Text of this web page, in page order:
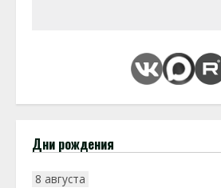
Дни рождения
8 августа